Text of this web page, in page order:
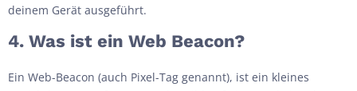
deinem Gerät ausgeführt.
4. Was ist ein Web Beacon?
Ein Web-Beacon (auch Pixel-Tag genannt), ist ein kleines